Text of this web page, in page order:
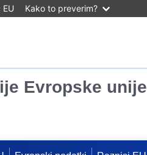
Kako to preverim?
Evropske unije